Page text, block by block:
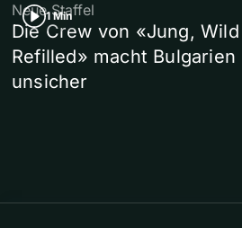
1 Min
Neue Staffel
Die Crew von «Jung,
Refilled» macht Bulgarien
unsicher